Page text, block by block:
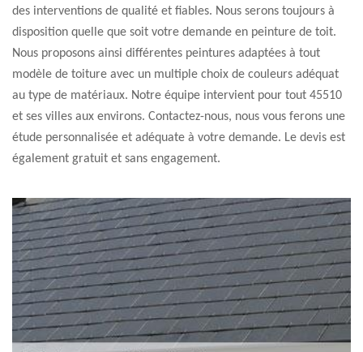
des interventions de qualité et fiables. Nous serons toujours à
disposition quelle que soit votre demande en peinture de toit.
Nous proposons ainsi différentes peintures adaptées à tout
modèle de toiture avec un multiple choix de couleurs adéquat
au type de matériaux. Notre équipe intervient pour tout 45510
et ses villes aux environs. Contactez-nous, nous vous ferons une
étude personnalisée et adéquate à votre demande. Le devis est
également gratuit et sans engagement.